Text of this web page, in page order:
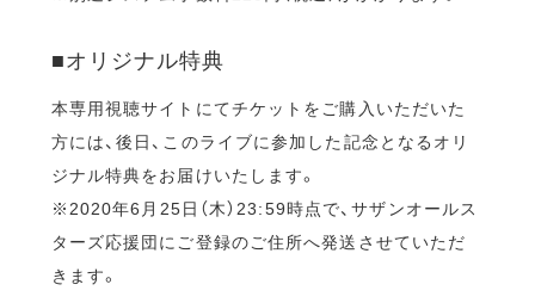
■オリジナル特典
本専用視聴サイトにてチケットをご購入いただいた
方には、後日、このライブに参加した記念となるオリ
ジナル特典をお届けいたします。
※2020年6月25日（木）23:59時点で、サザンオールス
ターズ応援団にご登録のご住所へ発送させていただ
きます。